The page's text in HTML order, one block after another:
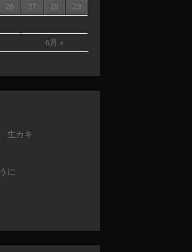
6月 »
26 27 28
29
生カキ
に